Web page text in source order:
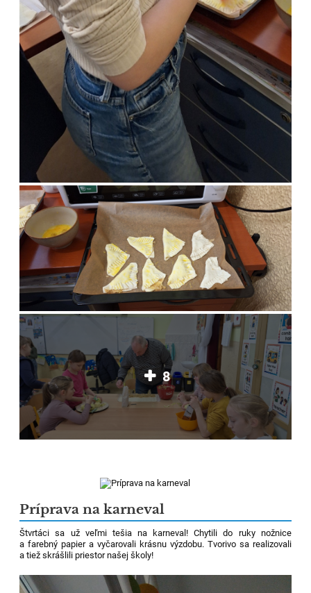
8
Príprava na karneval
Štvrtáci sa už veľmi tešia na karneval! Chytili do ruky nožnice
a farebný papier a vyčarovali krásnu výzdobu. Tvorivo sa realizovali
a tiež skrášlili priestor našej školy!